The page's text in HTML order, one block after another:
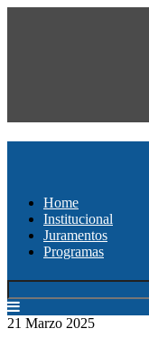
Home
Institucional
Juramentos
Programas
21 Marzo 2025